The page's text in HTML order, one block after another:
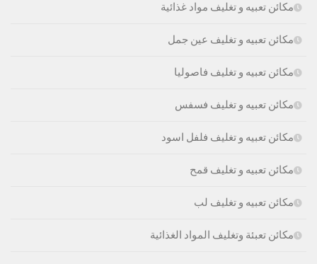
مكائن تعبيه و تغليف مواد غذائية
مكائن تعبيه و تغليف عين جمل
مكائن تعبيه و تغليف فاصوليا
مكائن تعبيه و تغليف فسفس
مكائن تعبيه و تغليف فلفل اسود
مكائن تعبيه و تغليف قمح
مكائن تعبيه و تغليف لب
مكائن تعبئة وتغليف المواد الغذائية